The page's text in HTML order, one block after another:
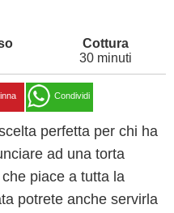
30 minuti
Condividi
perfetta per chi ha
ad una torta
piace a tutta la
potrete anche servirla